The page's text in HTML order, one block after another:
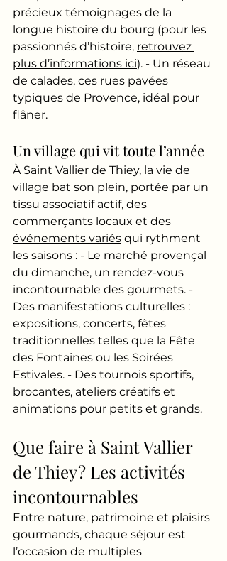
précieux témoignages de la
longue histoire du bourg (pour les
passionnés d’histoire, retrouvez
plus d’informations ici). - Un réseau
de calades, ces rues pavées
typiques de Provence, idéal pour
flâner.
Un village qui vit toute l’année
À Saint Vallier de Thiey, la vie de
village bat son plein, portée par un
tissu associatif actif, des
commerçants locaux et des
événements variés qui rythment
les saisons : - Le marché provençal
du dimanche, un rendez-vous
incontournable des gourmets. -
Des manifestations culturelles :
expositions, concerts, fêtes
traditionnelles telles que la Fête
des Fontaines ou les Soirées
Estivales. - Des tournois sportifs,
brocantes, ateliers créatifs et
animations pour petits et grands.
Que faire à Saint Vallier
de Thiey ? Les activités
incontournables
Entre nature, patrimoine et plaisirs
gourmands, chaque séjour est
l’occasion de multiples